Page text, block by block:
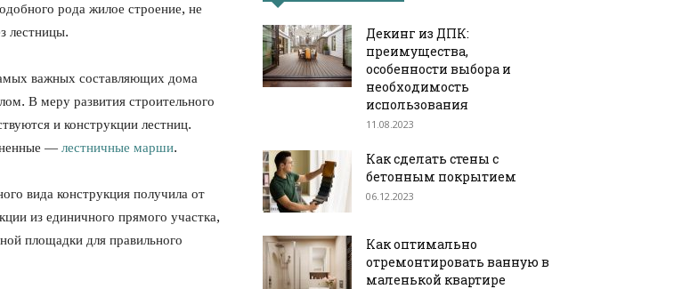
портал
рода жилое строение, не
лестницы.
важных составляющих дома
В меру развития строительного
и конструкции лестниц.
— лестничные марши.
вида конструкция получила от
из единичного прямого участка,
площадки для правильного
Декинг из ДПК:
преимущества,
особенности выбора и
необходимость
использования
11.08.2023
Как сделать стены с
бетонным покрытием
06.12.2023
Как оптимально
отремонтировать ванную в
маленькой квартире